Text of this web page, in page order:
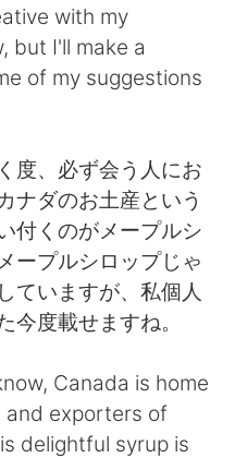
with my
but I'll make a
of my suggestions
度、必ず会う人にお
ナダのお土産という
付くのがメープルシ
ープルシロップじゃ
ていますが、私個人
今度載せますね。
Canada is home
exporters of
delightful syrup is